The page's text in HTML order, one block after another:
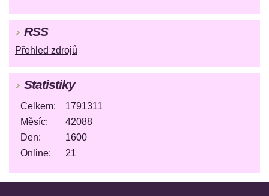
RSS
Přehled zdrojů
Statistiky
Online: 21
Celkem:
1791311
Měsíc:
42088
Den:
1600